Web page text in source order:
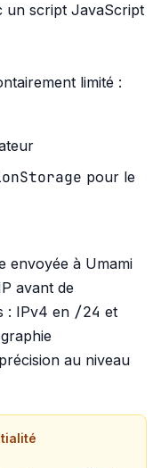
un script JavaScript
limité :
pour le
envoyée à Umami
avant de
: IPv4 en /24 et
au niveau